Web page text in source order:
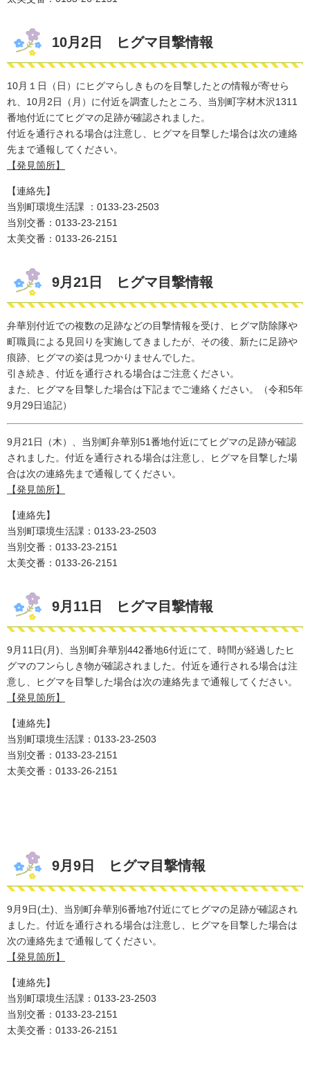
10月2日 ヒグマ目撃情報
10月１日（日）にヒグマらしきものを目撃したとの情報が寄せら
れ、10月2日（月）に付近を調査したところ、当別町字材木沢1311
番地付近にてヒグマの足跡が確認されました。
付近を通行される場合は注意し、ヒグマを​目撃した場合は次の連絡
先まで通報してください。
【発見箇所】
【連絡先】
当別町環境生活課 ：0133-23-2503
​当別交番：0133-23-2151
太美交番：0133-26-2151
9月21日 ヒグマ目撃情報
弁華別付近での複数の足跡などの目撃情報を受け、ヒグマ防除隊や
町職員による見回りを実施してきましたが、その後、新たに足跡や
痕跡、ヒグマの姿は見つかりませんでした。
引き続き、付近を通行される場合はご注意ください。
また、ヒグマを目撃した場合は下記までご連絡ください。（令和5年
9月29日追記）
9月21日（木）、当別町弁華別51番地付近にてヒグマの足跡が確認
されました。付近を通行される場合は注意し、ヒグマを​目撃した場
合は次の連絡先まで通報してください。
【発見箇所】
【連絡先】
当別町環境生活課：0133-23-2503
​当別交番：0133-23-2151
太美交番：0133-26-2151​
9月11日 ヒグマ目撃情報
​9月11日(月)、当別町弁華別442番地6付近にて、時間が経過したヒ
グマのフンらしき物が確認されました。付近を通行される場合は注
意し、ヒグマを​目撃した場合は次の連絡先まで通報してください。
【発見箇所】
【連絡先】
当別町環境生活課：0133-23-2503
​当別交番：0133-23-2151
太美交番：0133-26-2151
9月9日 ヒグマ目撃情報
9月9日(土)、当別町弁華別6番地7付近にてヒグマの足跡が確認され
ました。付近を通行される場合は注意し、ヒグマを​目撃した場合は
次の連絡先まで通報してください。
【発見箇所】
【連絡先】
当別町環境生活課：0133-23-2503
​当別交番：0133-23-2151
太美交番：0133-26-2151